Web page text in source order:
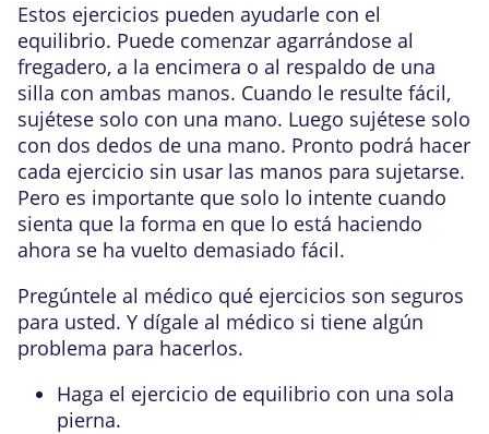
Estos ejercicios pueden ayudarle con el
equilibrio. Puede comenzar agarrándose al
fregadero, a la encimera o al respaldo de una
silla con ambas manos. Cuando le resulte fácil,
sujétese solo con una mano. Luego sujétese solo
con dos dedos de una mano. Pronto podrá hacer
cada ejercicio sin usar las manos para sujetarse.
Pero es importante que solo lo intente cuando
sienta que la forma en que lo está haciendo
ahora se ha vuelto demasiado fácil.
Pregúntele al médico qué ejercicios son seguros
para usted. Y dígale al médico si tiene algún
problema para hacerlos.
Haga el ejercicio de equilibrio con una sola
pierna.